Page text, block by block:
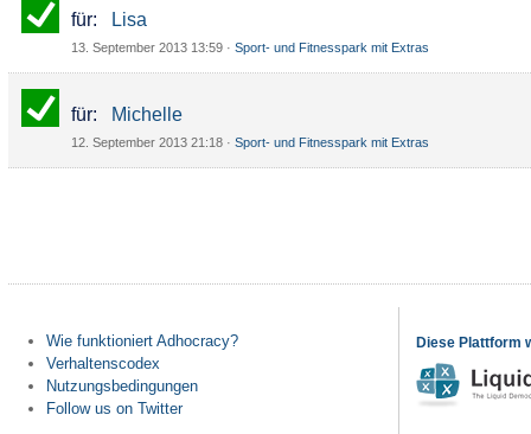
für: Lisa
13. September 2013 13:59· Sport- und Fitnesspark mit Extras
für: Michelle
12. September 2013 21:18· Sport- und Fitnesspark mit Extras
Wie funktioniert Adhocracy?
Verhaltenscodex
Nutzungsbedingungen
Follow us on Twitter
Diese Plattform